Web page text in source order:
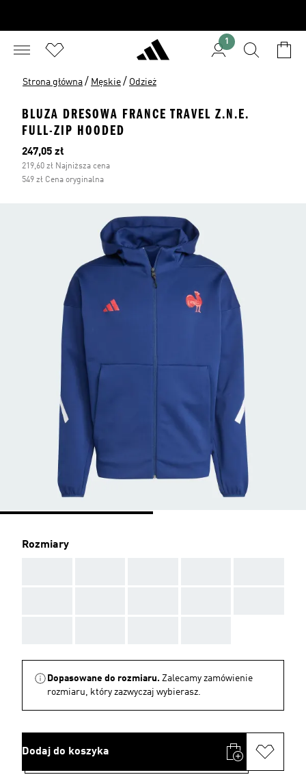
1
Strona główna / Męskie / Odzież
BLUZA DRESOWA FRANCE TRAVEL Z.N.E.
FULL-ZIP HOODED
Bieżąca cena
247,05 zł
219,60 zł Najniższa cena
549 zł Cena oryginalna
Rozmiary
Dopasowane do rozmiaru. Zalecamy zamówienie
rozmiaru, który zazwyczaj wybierasz.
Dodaj do koszyka